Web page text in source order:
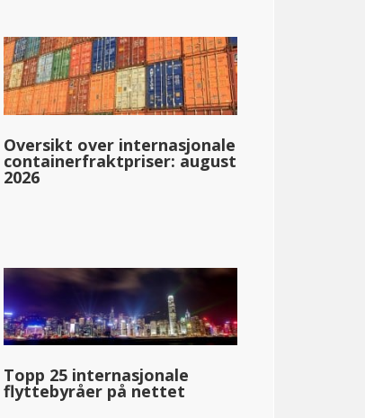
740
Oversikt over internasjonale
containerfraktpriser: august
2026
Topp 25 internasjonale
flyttebyråer på nettet